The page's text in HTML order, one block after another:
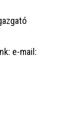
e-mail: